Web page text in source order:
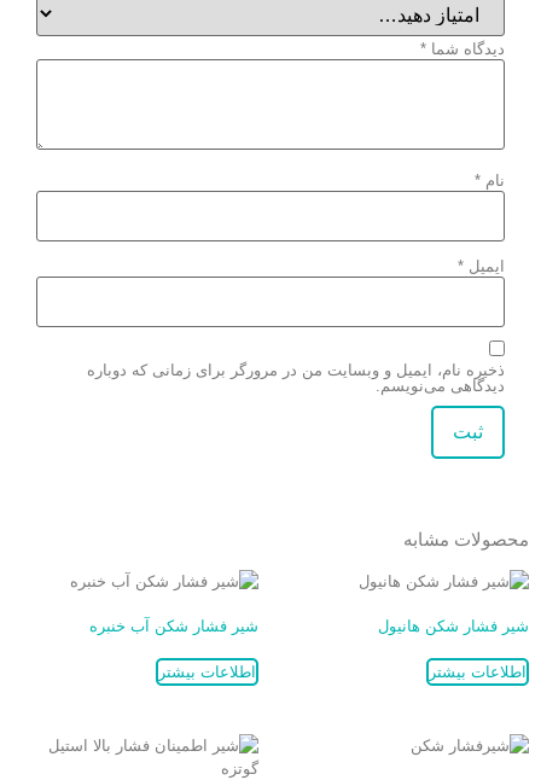
دیدگاه شما *
نام *
ایمیل *
ذخیره نام، ایمیل و وبسایت من در مرورگر برای زمانی که دوباره
دیدگاهی می‌نویسم.
محصولات مشابه
شیر فشار شکن هانیول
اطلاعات بیشتر
شیر فشار شکن آب خنبره
اطلاعات بیشتر